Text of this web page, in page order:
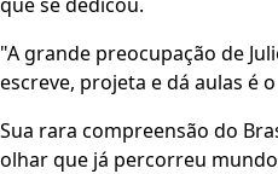
"A grande preocupação de
escreve, projeta e dá aulas é
Sua rara compreensão do
olhar que já percorreu